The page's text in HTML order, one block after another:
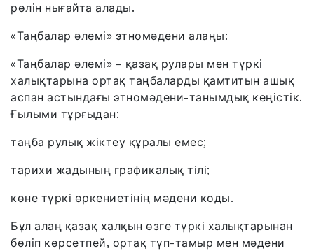
рөлін нығайта алады.
«Таңбалар әлемі» этномәдени алаңы:
«Таңбалар әлемі» – қазақ рулары мен түркі
халықтарына ортақ таңбаларды қамтитын ашық
аспан астындағы этномәдени-танымдық кеңістік.
Ғылыми тұрғыдан:
таңба рулық жіктеу құралы емес;
тарихи жадының графикалық тілі;
көне түркі өркениетінің мәдени коды.
Бұл алаң қазақ халқын өзге түркі халықтарынан
бөліп көрсетпей, ортақ түп-тамыр мен мәдени